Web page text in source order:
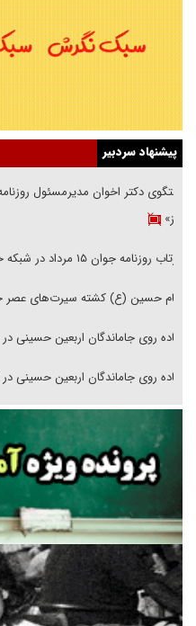
پیشنهاد سردبیر
گفتگوی دکتر اخوان مدیرمسئول
هرمز»
بازتاب روزنامه جوان ۱۵ مرداد در شبکه خبر
امام حسین (ع) کشته سیرت‌های
پیاده روی جاماندگان اربعین حسینی در
پیاده روی جاماندگان اربعین حسینی در
فریاد‌ها و ناله‌های دوستان مبارزدلم را
تغییر رویه دشمن در ترور از شیخ
خرید قسطی اولش خنده و آخرش
فوتبال و آن «بالا»!
راهبرد غافلگیری با نسل جدید پهپاد‌ها
جنجال پزشکان تقلبی در صنعت